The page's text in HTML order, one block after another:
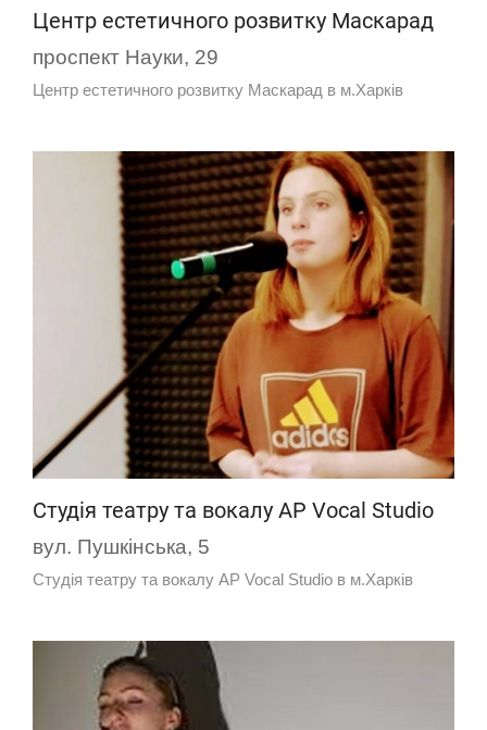
Центр естетичного розвитку Маскарад
проспект Науки, 29
Центр естетичного розвитку Маскарад в м.Харків
Студія театру та вокалу AP Vocal Studio
вул. Пушкінська, 5
Студія театру та вокалу AP Vocal Studio в м.Харків